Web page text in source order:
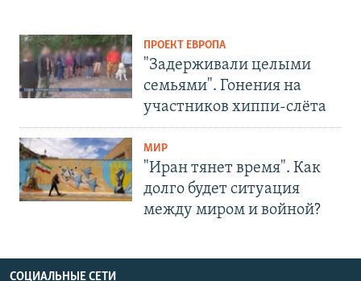
ПРОЕКТ ЕВРОПА
"Задерживали целыми
семьями". Гонения на
участников хиппи-слёта
МИР
"Иран тянет время". Как
долго будет ситуация
между миром и войной?
СОЦИАЛЬНЫЕ СЕТИ